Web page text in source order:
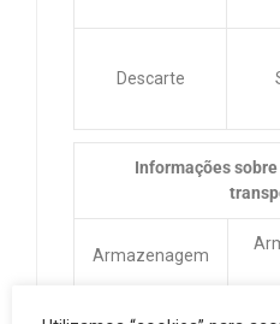
Descarte
Informações
Armazenagem